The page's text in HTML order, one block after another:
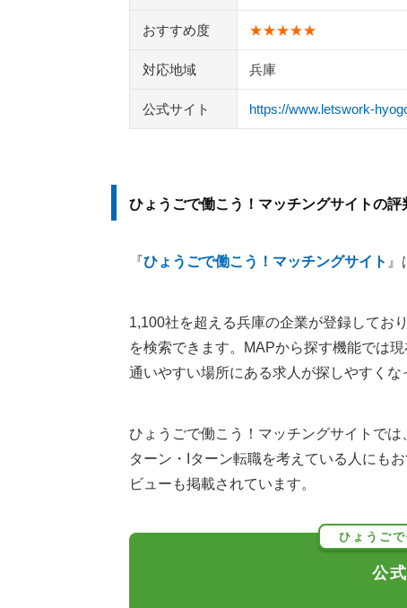
おすすめ度 ★★★★★
対応地域 兵庫
公式サイト https://www.letswork-
ひょうごで働こう！マッチングサイトの評
『ひょうごで働こう！マッチングサイト
1,100社を超える兵庫の企業が登録してお
を検索できます。MAPから探す機能では
通いやすい場所にある求人が探しやすくな
ひょうごで働こう！マッチングサイトで
ターン・Iターン転職を考えている人にも
ビューも掲載されています。
ひょうご
公